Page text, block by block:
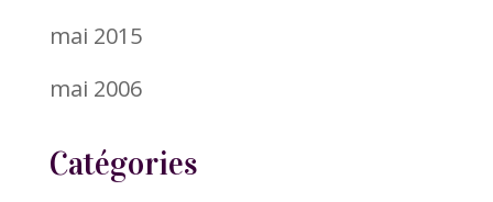
mai 2015
mai 2006
Catégories